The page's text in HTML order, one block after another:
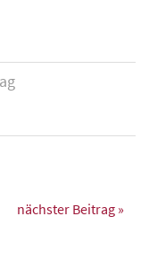
nächster Beitrag »